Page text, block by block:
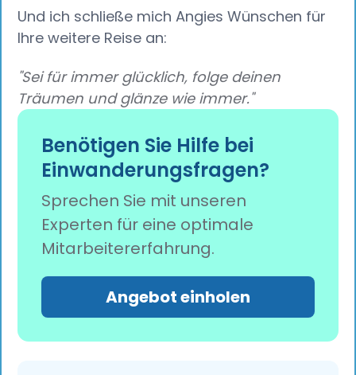
Und ich schließe mich Angies Wünschen für
Ihre weitere Reise an:
"Sei für immer glücklich, folge deinen
Träumen und glänze wie immer."
Benötigen Sie Hilfe bei
Einwanderungsfragen?
Sprechen Sie mit unseren
Experten für eine optimale
Mitarbeitererfahrung.
Angebot einholen